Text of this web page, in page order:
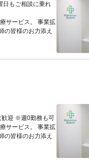
日もご相談に乗れ
サービス。 事業拡
の皆様のお力添え
歓迎 ※週0勤務も可
サービス。 事業拡
の皆様のお力添え